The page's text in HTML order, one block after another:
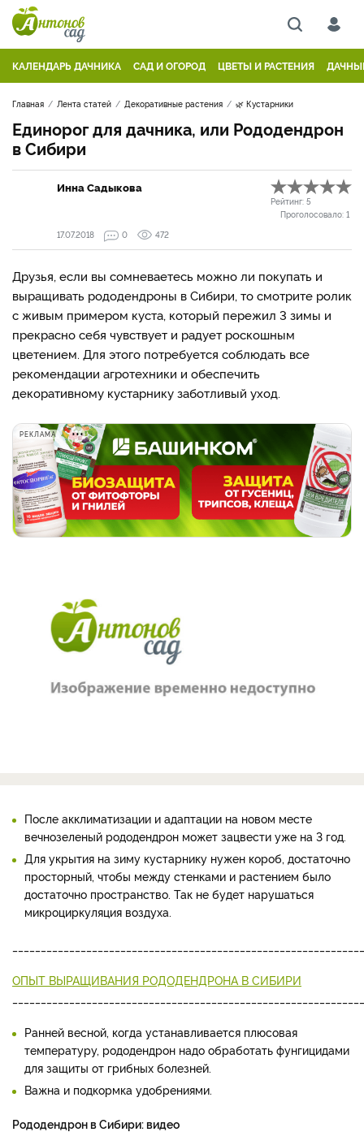
КАЛЕНДАРЬ ДАЧНИКА САД И ОГОРОД ЦВЕТЫ И РАСТЕНИЯ
Главная Лента статей Декоративные растения 🌿 Кустарники
Единорог для дачника, или Рододендрон
в Сибири
Инна Садыкова
Рейтинг: 5
Проголосовало: 1
17.07.2018
0 472
Друзья, если вы сомневаетесь можно ли покупать и
выращивать рододендроны в Сибири, то смотрите ролик
с живым примером куста, который пережил 3 зимы и
прекрасно себя чувствует и радует роскошным
цветением. Для этого потребуется соблюдать все
рекомендации агротехники и обеспечить
декоративному кустарнику заботливый уход.
РЕКЛАМА
После акклиматизации и адаптации на новом месте
вечнозеленый рододендрон может зацвести уже на 3 год.
Для укрытия на зиму кустарнику нужен короб, достаточно
просторный, чтобы между стенками и растением было
достаточно пространство. Так не будет нарушаться
микроциркуляция воздуха.
ОПЫТ ВЫРАЩИВАНИЯ РОДОДЕНДРОНА В СИБИРИ
Ранней весной, когда устанавливается плюсовая
температуру, рододендрон надо обработать фунгицидами
для защиты от грибных болезней.
Важна и подкормка удобрениями.
Рододендрон в Сибири: видео